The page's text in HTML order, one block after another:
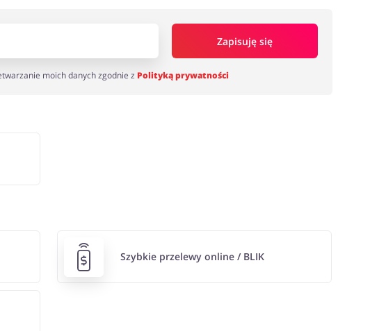
Zapisuję się
moich danych zgodnie z Polityką prywatności
Szybkie przelewy online / BLIK